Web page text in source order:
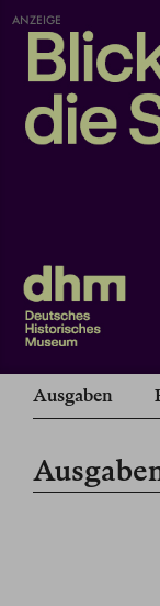
ANZEIGE
Ausgaben